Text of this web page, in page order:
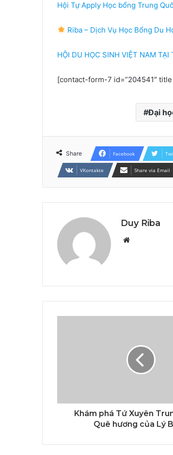
Hội Tự Apply Học bổng Trung
Riba – Dịch Vụ Học Bổng Du
HỘI DU HỌC SINH VIỆT NAM
[contact-form-7 id=”204541″
Đại
Share Facebook
VKontakte Share via Email
Duy Riba
Website
Khám phá Tứ Xuyên
Quê hương của Lý